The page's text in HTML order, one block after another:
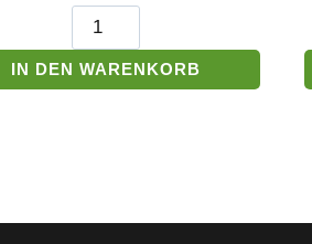
Aranyafacan
Tomatenmark
70g
Menge
IN DEN WARENKORB